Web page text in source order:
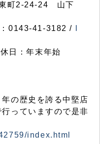
町2-24-24 山下
0143-41-3182 /
日：年末年始
の歴史を誇る中堅店
っていますので是非
index.html